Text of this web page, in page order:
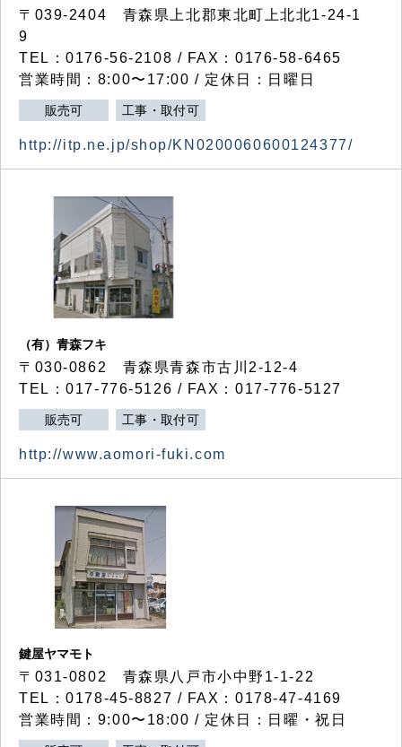
〒039-2404 青森県上北郡東北町上北北1-24-1
9
TEL：0176-56-2108 / FAX：0176-58-6465
営業時間：8:00〜17:00 / 定休日：日曜日
販売可 工事・取付可
http://itp.ne.jp/shop/KN0200060600124377/
（有）青森フキ
〒030-0862 青森県青森市古川2-12-4
TEL：017-776-5126 / FAX：017-776-5127
販売可 工事・取付可
http://www.aomori-fuki.com
鍵屋ヤマモト
〒031-0802 青森県八戸市小中野1-1-22
TEL：0178-45-8827 / FAX：0178-47-4169
営業時間：9:00〜18:00 / 定休日：日曜・祝日